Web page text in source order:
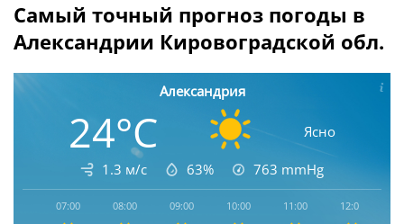
Самый точный прогноз погоды в
Александрии Кировоградской обл.
Александрия
24°C Ясно
1.3 м/с 63% 763 mmHg
07:00 08:00 09:00 10:00 11:00 12:00